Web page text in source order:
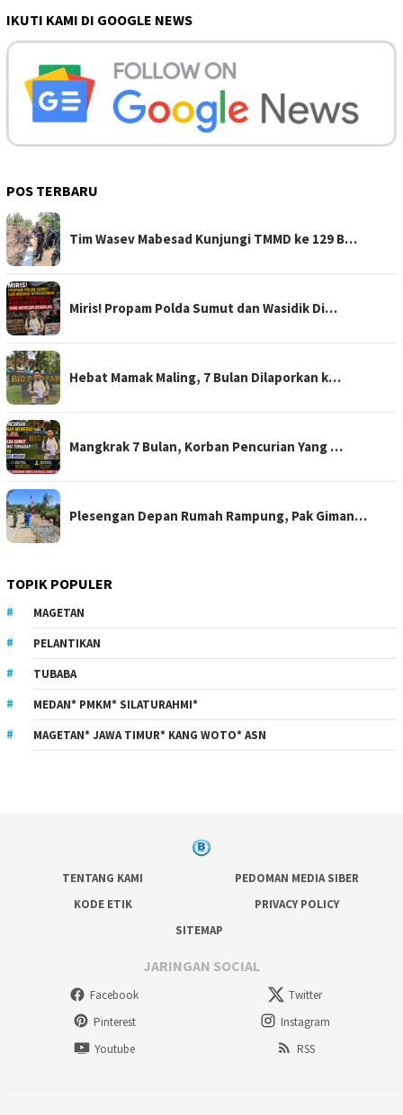
IKUTI KAMI DI GOOGLE NEWS
POS TERBARU
Tim Wasev Mabesad Kunjungi TMMD ke 129 B…
Miris! Propam Polda Sumut dan Wasidik Di…
Hebat Mamak Maling, 7 Bulan Dilaporkan k…
Mangkrak 7 Bulan, Korban Pencurian Yang …
Plesengan Depan Rumah Rampung, Pak Giman…
TOPIK POPULER
MAGETAN
PELANTIKAN
TUBABA
MEDAN* PMKM* SILATURAHMI*
MAGETAN* JAWA TIMUR* KANG WOTO* ASN
TENTANG KAMI
PEDOMAN MEDIA SIBER
KODE ETIK
PRIVACY POLICY
SITEMAP
JARINGAN SOCIAL
Facebook
Twitter
Pinterest
Instagram
Youtube
RSS